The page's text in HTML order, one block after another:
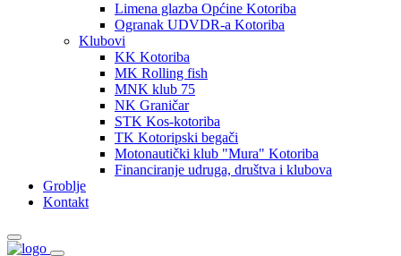
Limena glazba Općine Kotoriba
Ogranak UDVDR-a Kotoriba
Klubovi
KK Kotoriba
MK Rolling fish
MNK klub 75
NK Graničar
STK Kos-kotoriba
TK Kotoripski begači
Motonautički klub "Mura" Kotoriba
Financiranje udruga, društva i klubova
Groblje
Kontakt